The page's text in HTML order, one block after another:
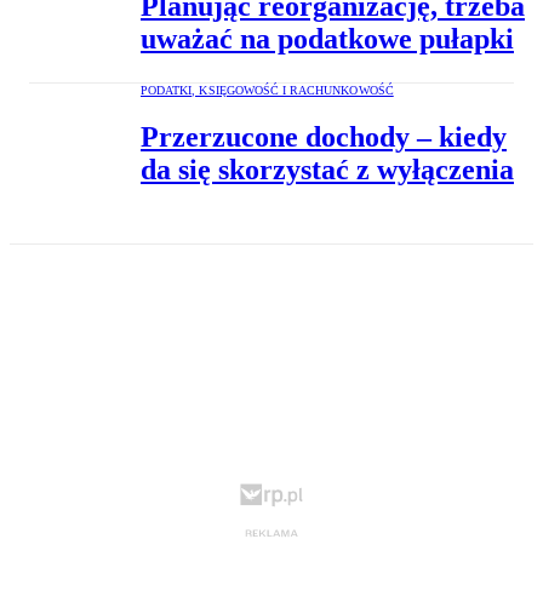
Planując reorganizację, trzeba
uważać na podatkowe pułapki
PODATKI, KSIĘGOWOŚĆ I RACHUNKOWOŚĆ
Przerzucone dochody – kiedy
da się skorzystać z wyłączenia